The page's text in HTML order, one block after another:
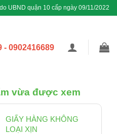
UBND quận 10 cấp ngày 09/11/2022
- 0902416689
vừa được xem
GIẤY HÀNG KHÔNG
LOẠI XỊN